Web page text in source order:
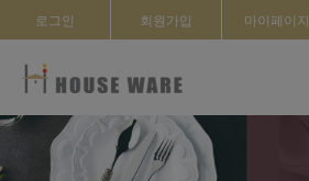
로그인 회원가입 마이페이지